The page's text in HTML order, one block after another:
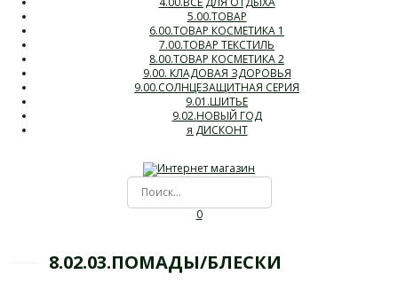
5.00.ТОВАР
6.00.ТОВАР КОСМЕТИКА 1
7.00.ТОВАР ТЕКСТИЛЬ
8.00.ТОВАР КОСМЕТИКА 2
9.00. КЛАДОВАЯ ЗДОРОВЬЯ
9.00.СОЛНЦЕЗАЩИТНАЯ СЕРИЯ
9.01.ШИТЬЕ
9.02.НОВЫЙ ГОД
я ДИСКОНТ
0
8.02.03.ПОМАДЫ/БЛЕСКИ